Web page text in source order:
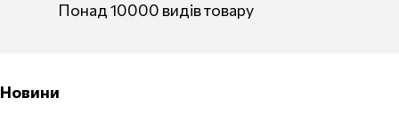
Понад 10000 видів товару
Новини